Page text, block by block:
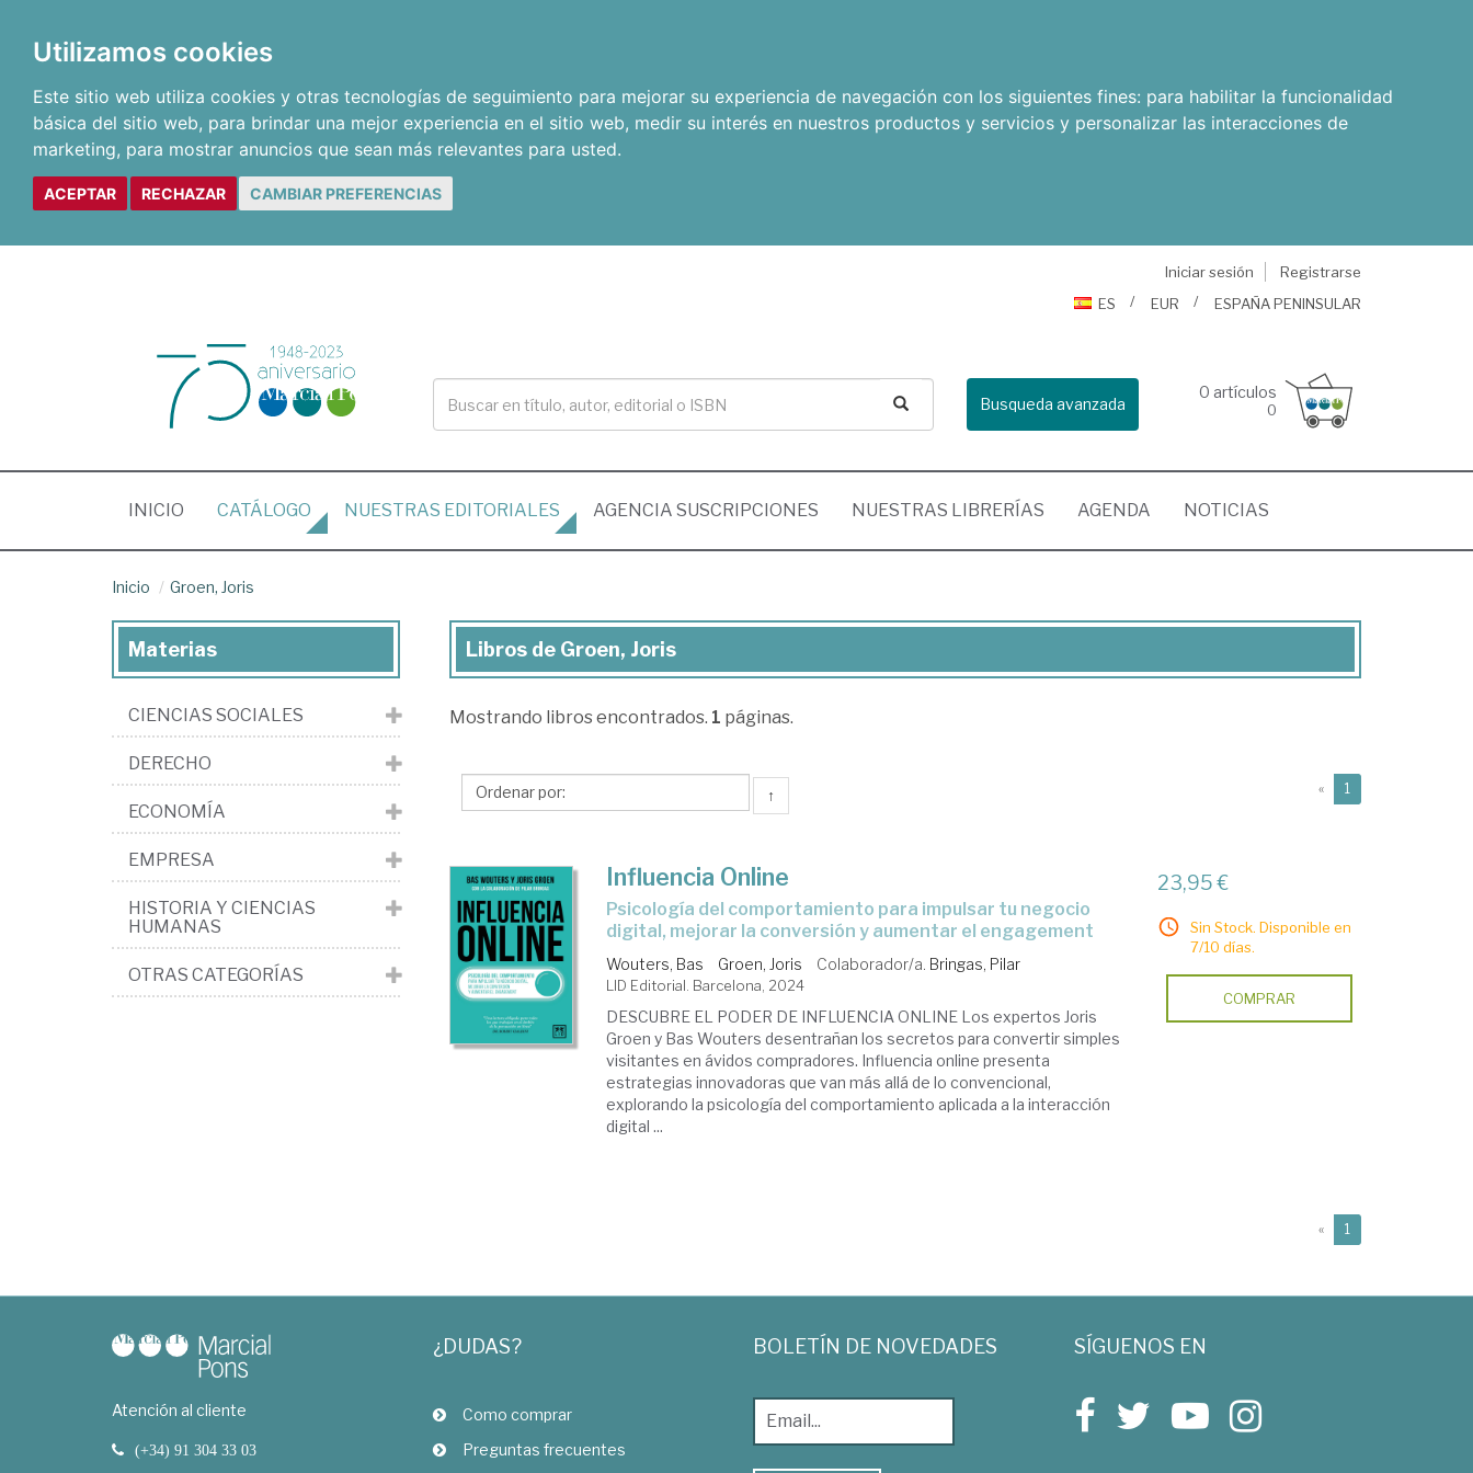
Utilizamos cookies
Este sitio web utiliza cookies y otras tecnologías de seguimiento para mejorar su experiencia de navegación con los siguientes fines: para habilitar la funcionalidad
básica del sitio web, para brindar una mejor experiencia en el sitio web, medir su interés en nuestros productos y servicios y personalizar las interacciones de
marketing, para mostrar anuncios que sean más relevantes para usted.
ACEPTAR RECHAZAR CAMBIAR PREFERENCIAS
Iniciar sesión
Registrarse
ES
EUR ESPAÑA PENINSULAR
Busqueda avanzada
0 artículos
0
INICIO (CURRENT)
CATÁLOGO NUESTRAS EDITORIALES AGENCIA SUSCRIPCIONES NUESTRAS LIBRERÍAS AGENDA NOTICIAS
Inicio Groen, Joris
Libros
Groen,
Libros de Groen, Joris
Mostrando libros encontrados. 1 páginas.
↑ « 1
Influencia Online
Psicología del comportamiento para impulsar tu negocio
digital, mejorar la conversión y aumentar el engagement
Wouters, Bas Groen, Joris Colaborador/a. Bringas, Pilar
LID Editorial. Barcelona, 2024
DESCUBRE EL PODER DE INFLUENCIA ONLINE Los expertos Joris
Groen y Bas Wouters desentrañan los secretos para convertir simples
visitantes en ávidos compradores. Influencia online presenta
estrategias innovadoras que van más allá de lo convencional,
explorando la psicología del comportamiento aplicada a la interacción
digital ...
23,95 €
Sin Stock. Disponible en
7/10 días.
COMPRAR
« 1
Materias
CIENCIAS SOCIALES
DERECHO
ECONOMÍA
EMPRESA
HISTORIA Y CIENCIAS
HUMANAS
OTRAS CATEGORÍAS
Atención al cliente
(+34) 91 304 33 03
¿DUDAS?
Como comprar
Preguntas frecuentes
BOLETÍN DE NOVEDADES SÍGUENOS EN